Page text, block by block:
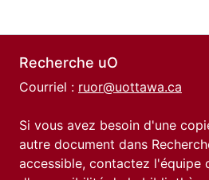
Recherche uO
Courriel : ruor@uottawa.ca
Si vous avez besoin d'une
autre document dans
accessible, contactez l'équipe